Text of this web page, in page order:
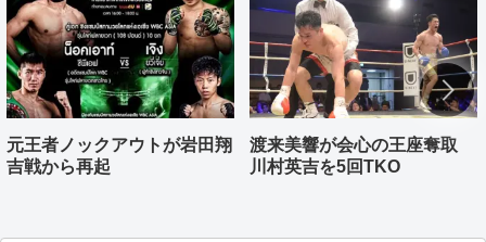
元王者ノックアウトが岩田翔
吉戦から再起
渡来美響が会心の王座奪取
川村英吉を5回TKO